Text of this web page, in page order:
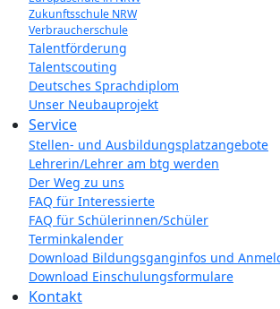
Zukunftsschule NRW
Verbraucherschule
Talentförderung
Talentscouting
Deutsches Sprachdiplom
Unser Neubauprojekt
Service
Stellen- und Ausbildungsplatzangebote
Lehrerin/Lehrer am btg werden
Der Weg zu uns
FAQ für Interessierte
FAQ für Schülerinnen/Schüler
Terminkalender
Download Bildungsganginfos und
Download Einschulungsformulare
Kontakt